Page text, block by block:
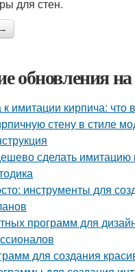
для стен.
обновления на
к имитации кирпича: что
стену в стиле
сделать имитацию
инструменты для
программ для
для создания